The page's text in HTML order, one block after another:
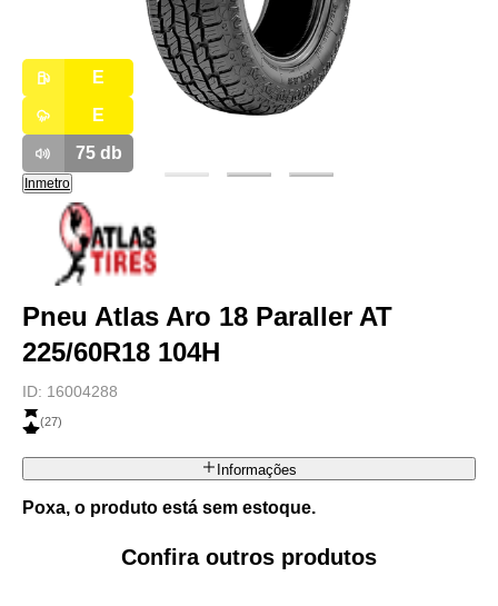
E
E
75db
Inmetro
Pneu Atlas Aro 18 Paraller AT
225/60R18 104H
ID: 16004288
(27)
Informações
Poxa, o produto está sem estoque.
Confira outros produtos